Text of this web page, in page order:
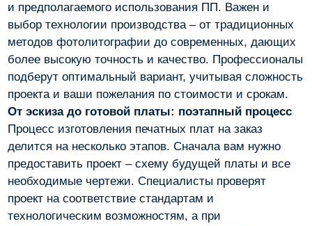
и предполагаемого использования ПП. Важен и
выбор технологии производства – от традиционных
методов фотолитографии до современных, дающих
более высокую точность и качество. Профессионалы
подберут оптимальный вариант, учитывая сложность
проекта и ваши пожелания по стоимости и срокам.
От эскиза до готовой платы: поэтапный процесс
Процесс изготовления печатных плат на заказ
делится на несколько этапов. Сначала вам нужно
предоставить проект – схему будущей платы и все
необходимые чертежи. Специалисты проверят
проект на соответствие стандартам и
технологическим возможностям, а при